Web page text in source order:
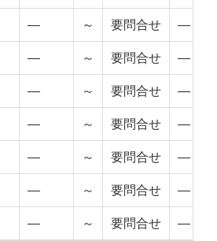
— ～ 要問合せ —
— ～ 要問合せ —
— ～ 要問合せ —
— ～ 要問合せ —
— ～ 要問合せ —
— ～ 要問合せ —
— ～ 要問合せ —